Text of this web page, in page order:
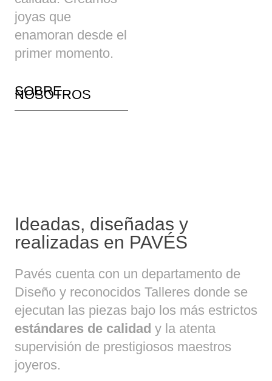
joyas que
enamoran desde el
primer momento.
SOBRE
NOSOTROS
Ideadas, diseñadas y
realizadas en PAVÉS
Pavés cuenta con un departamento de
Diseño y reconocidos Talleres donde se
ejecutan las piezas bajo los más estrictos
estándares de calidad y la atenta
supervisión de prestigiosos maestros
joyeros.